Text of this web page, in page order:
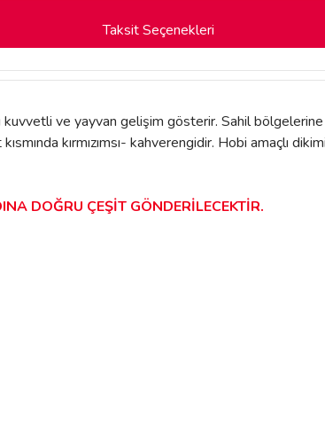
Taksit Seçenekleri
ve yayvan gelişim gösterir. Sahil
kırmızımsı- kahverengidir. Hobi amaçlı
DOĞRU ÇEŞİT GÖNDERİLECEKTİR.